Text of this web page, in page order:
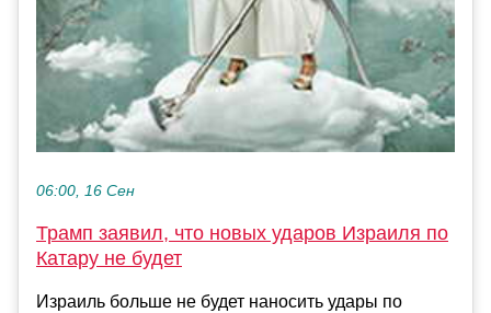
06:00, 16 Сен
Трамп заявил, что новых ударов Израиля по
Катару не будет
Израиль больше не будет наносить удары по